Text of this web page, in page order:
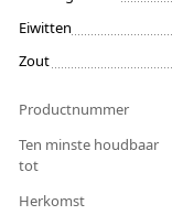
Eiwitten
Zout
Productnummer
Ten minste houdbaar
tot
Herkomst